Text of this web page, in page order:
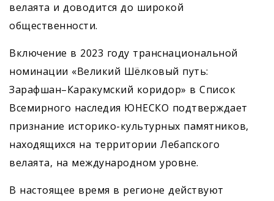
велаята и доводится до широкой
общественности.
Включение в 2023 году транснациональной
номинации «Великий Шёлковый путь:
Зарафшан–Каракумский коридор» в Список
Всемирного наследия ЮНЕСКО подтверждает
признание историко-культурных памятников,
находящихся на территории Лебапского
велаята, на международном уровне.
В настоящее время в регионе действуют